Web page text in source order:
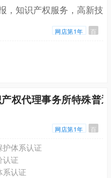
，知识产权服务，高新技
网店第1年 百
权代理事务所特殊普
网店第1年 百
体系认证
认证
系认证